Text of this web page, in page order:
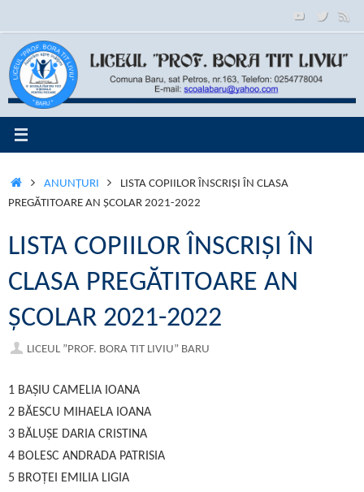
la
conținut
PRIMA
PAGINĂ
ANUNŢURI
LISTA COPIILOR ÎNSCRIȘI ÎN CLASA
PREGĂTITOARE AN ȘCOLAR 2021-2022
LISTA COPIILOR ÎNSCRIȘI ÎN
CLASA PREGĂTITOARE AN
ȘCOLAR 2021-2022
LICEUL ”PROF. BORA TIT LIVIU” BARU
1 BAȘIU CAMELIA IOANA
2 BĂESCU MIHAELA IOANA
3 BĂLUȘE DARIA CRISTINA
4 BOLESC ANDRADA PATRISIA
5 BROȚEI EMILIA LIGIA